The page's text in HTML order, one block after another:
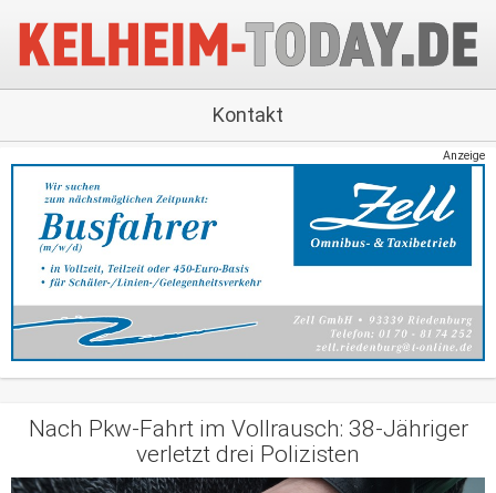
Kontakt
Anzeige
Nach Pkw-Fahrt im Vollrausch: 38-Jähriger
verletzt drei Polizisten